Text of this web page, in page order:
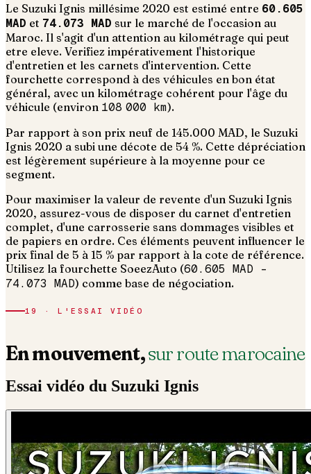
Le Suzuki Ignis millésime 2020 est estimé entre 60.605
MAD et 74.073 MAD sur le marché de l'occasion au
Maroc. Il s'agit d'un attention au kilométrage qui peut
etre eleve. Verifiez impérativement l'historique
d'entretien et les carnets d'intervention. Cette
fourchette correspond à des véhicules en bon état
général, avec un kilométrage cohérent pour l'âge du
véhicule (environ 108 000 km).
Par rapport à son prix neuf de 145.000 MAD, le Suzuki
Ignis 2020 a subi une décote de 54 %. Cette dépréciation
est légèrement supérieure à la moyenne pour ce
segment.
Pour maximiser la valeur de revente d'un Suzuki Ignis
2020, assurez-vous de disposer du carnet d'entretien
complet, d'une carrosserie sans dommages visibles et
de papiers en ordre. Ces éléments peuvent influencer le
prix final de 5 à 15 % par rapport à la cote de référence.
Utilisez la fourchette SoeezAuto (60.605 MAD –
74.073 MAD) comme base de négociation.
19 · L'ESSAI VIDÉO
En mouvement,sur route marocaine
Essai vidéo du Suzuki Ignis